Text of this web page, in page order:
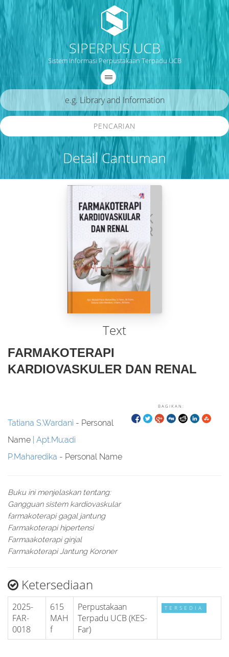
SIPERPUS UCB
Sistem Informasi Perpustakaan Terpadu UCB
Detail Cantuman
PENCARIAN
Text
FARMAKOTERAPI
KARDIOVASKULER DAN RENAL
BAGIKAN:
Tatiana S.Wardani - Personal
Name Apt.Mu;adi
P.Maharedika - Personal Name
Buku ini menjelaskan tentang:
Gangguan sistem kardiovaskular
farmakoterapi gagal jantung
Farmakoterapi hipertensi
Farmaakoterapi ginjal
Farmakoterapi Jantung Koroner
Ketersediaan
2025-
FAR-
0018
615
MAH
f
Perpustakaan
Terpadu UCB (KES-
Far)
TERSEDIA